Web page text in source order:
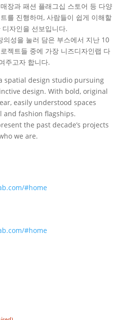
장과 패션 플래그십 스토어 등 다양
를 진행하며, 사람들이 쉽게 이해할
자인을 선보입니다.
의성을 눌러 담은 부스에서 지난 10
젝트들 중에 가장 니즈디자인랩 다
주고자 합니다.
spatial design studio pursuing
design. With bold, original
easily understood spaces
and fashion flagships.
the past decade’s projects
we are.
#home
#home